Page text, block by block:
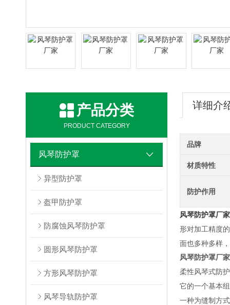
产品分类
PRODUCT CATEGORY
风琴防护罩
异型防护罩
盔甲防护罩
防腐蚀风琴防护罩
圆形风琴防护罩
方形风琴防护罩
风琴导轨防护罩
详细介
品牌
材质特性
防护作用
风琴防护罩厂家
形对加工精度
面也多种多样
风琴防护罩厂家
柔性风琴式防
它的一个基本
一种为缝制方